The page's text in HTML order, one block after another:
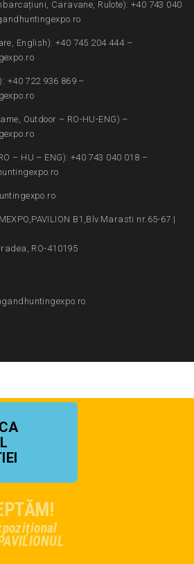
Caravane, Rulote): +40 743 040
English): +40 745 204 444 –
+40 722 936 869 –
Outdoor – RO-HU-ENG) –
– HU – ENG): +40 743 040 018 –
B1,Blv.Marasti nr.65-67 |
RO-410195